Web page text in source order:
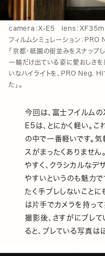
camera：X-E5 lens：
フィルムシミュレーション：
「京都・祇園の街並みをスナップ
一輪だけ出ている姿に愛おしさ
いなハイライトを、PRO Neg. Hi
た」。
今回は、富士フイルム
E5は、とにかく軽い。
の中で一番軽いです。気
スがまったくありません
やすく、クラシカルなデ
やすいというのも魅力で
たく手ブレしないことに
は片手でカメラを持っ
撮影後、さすがにブレ
ると、ブレている写真は